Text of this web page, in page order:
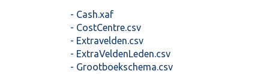
- Cash.xaf
- CostCentre.csv
- Extravelden.csv
- ExtraVeldenLeden.csv
- Grootboekschema.csv